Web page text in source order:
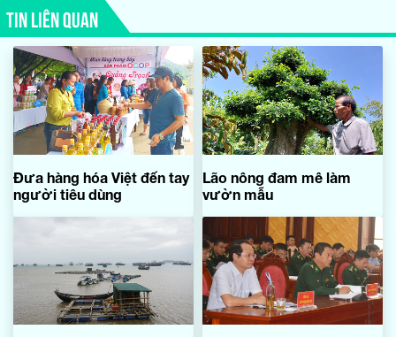
TIN LIÊN QUAN
Đưa hàng hóa Việt đến tay
người tiêu dùng
Lão nông đam mê làm
vườn mẫu